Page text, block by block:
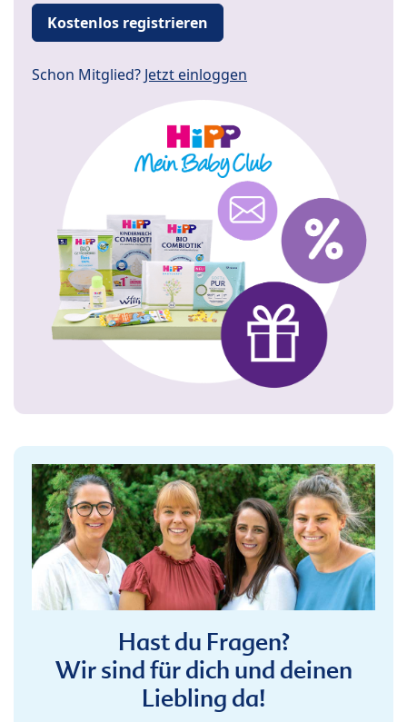
Kostenlos registrieren
Schon Mitglied? Jetzt einloggen
Hast du Fragen?
Wir sind für dich und deinen
Liebling da!